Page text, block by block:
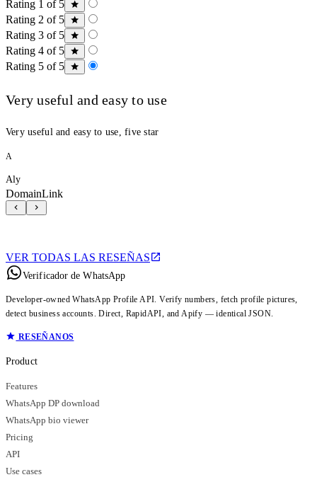
Rating 1 of 5
Rating 2 of 5
Rating 3 of 5
Rating 4 of 5
Rating 5 of 5
Very useful and easy to use
Very useful and easy to use, five star
A
Aly
DomainLink
VER TODAS LAS RESEÑAS
Verificador de WhatsApp
Developer-owned WhatsApp Profile API. Verify numbers, fetch profile pictures,
detect business accounts. Direct, RapidAPI, and Apify — identical JSON.
RESEÑANOS
Product
Features
WhatsApp DP download
WhatsApp bio viewer
Pricing
API
Use cases